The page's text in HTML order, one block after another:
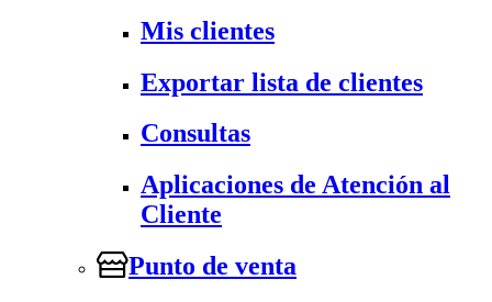
Mis clientes
Exportar lista de clientes
Consultas
Aplicaciones de Atención al
Cliente
Punto de venta